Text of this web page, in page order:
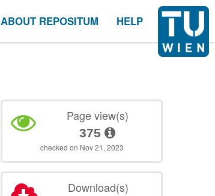
ABOUT REPOSITUM HELP
Page view(s)
375
checked on Nov 21, 2023
Download(s)